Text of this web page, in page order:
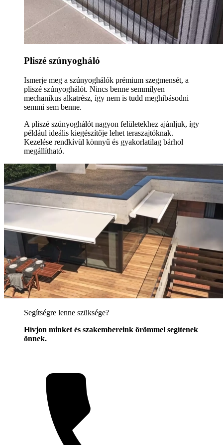
Pliszé szúnyogháló
Ismerje meg a szúnyoghálók prémium szegmensét, a
pliszé szúnyoghálót. Nincs benne semmilyen
mechanikus alkatrész, így nem is tudd meghibásodni
semmi sem benne.
A pliszé szúnyoghálót nagyon felületekhez ajánljuk, így
például ideális kiegészítője lehet teraszajtóknak.
Kezelése rendkívül könnyű és gyakorlatilag bárhol
megállítható.
Segítségre lenne szüksége?
Hívjon minket és szakembereink örömmel segítenek
önnek.